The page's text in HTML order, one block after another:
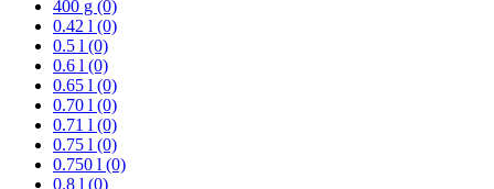
400 g (0)
0.42 l (0)
0.5 l (0)
0.6 l (0)
0.65 l (0)
0.70 l (0)
0.71 l (0)
0.75 l (0)
0.750 l (0)
0.8 l (0)